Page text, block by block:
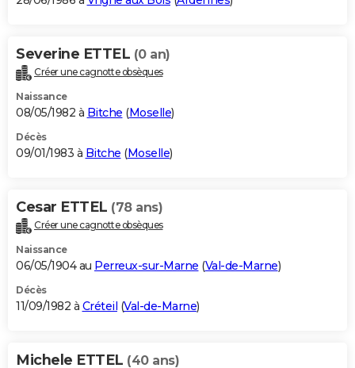
Severine ETTEL (0 an)
Créer une cagnotte obsèques
Naissance
08/05/1982 à Bitche (Moselle)
Décès
09/01/1983 à Bitche (Moselle)
Cesar ETTEL (78 ans)
Créer une cagnotte obsèques
Naissance
06/05/1904 au Perreux-sur-Marne (Val-de-Marne)
Décès
11/09/1982 à Créteil (Val-de-Marne)
Michele ETTEL (40 ans)